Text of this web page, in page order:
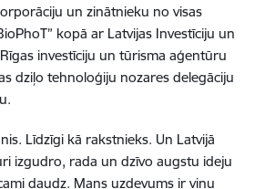
un zinātnieku no visas
kopā ar Latvijas Investīciju un
investīciju un tūrisma aģentūru
dziļo tehnoloģiju nozares delegāciju
Līdzīgi kā rakstnieks. Un Latvijā
izgudro, rada un dzīvo augstu ideju
daudz. Mans uzdevums ir viņu